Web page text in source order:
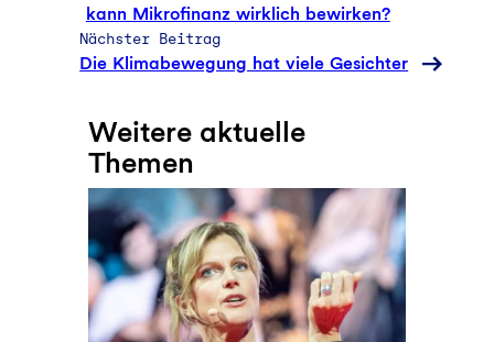
kann Mikrofinanz wirklich bewirken?
Nächster Beitrag
Die Klimabewegung hat viele Gesichter
Weitere aktuelle
Themen